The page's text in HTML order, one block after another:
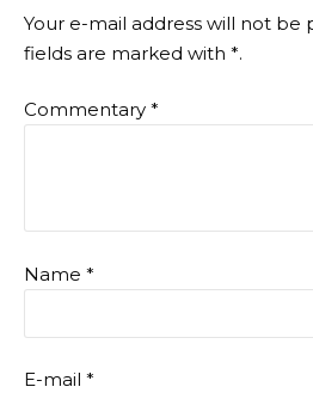
Your e-mail address will not be
fields are marked with *.
Commentary *
Name *
E-mail *